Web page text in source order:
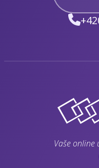
Vaše online